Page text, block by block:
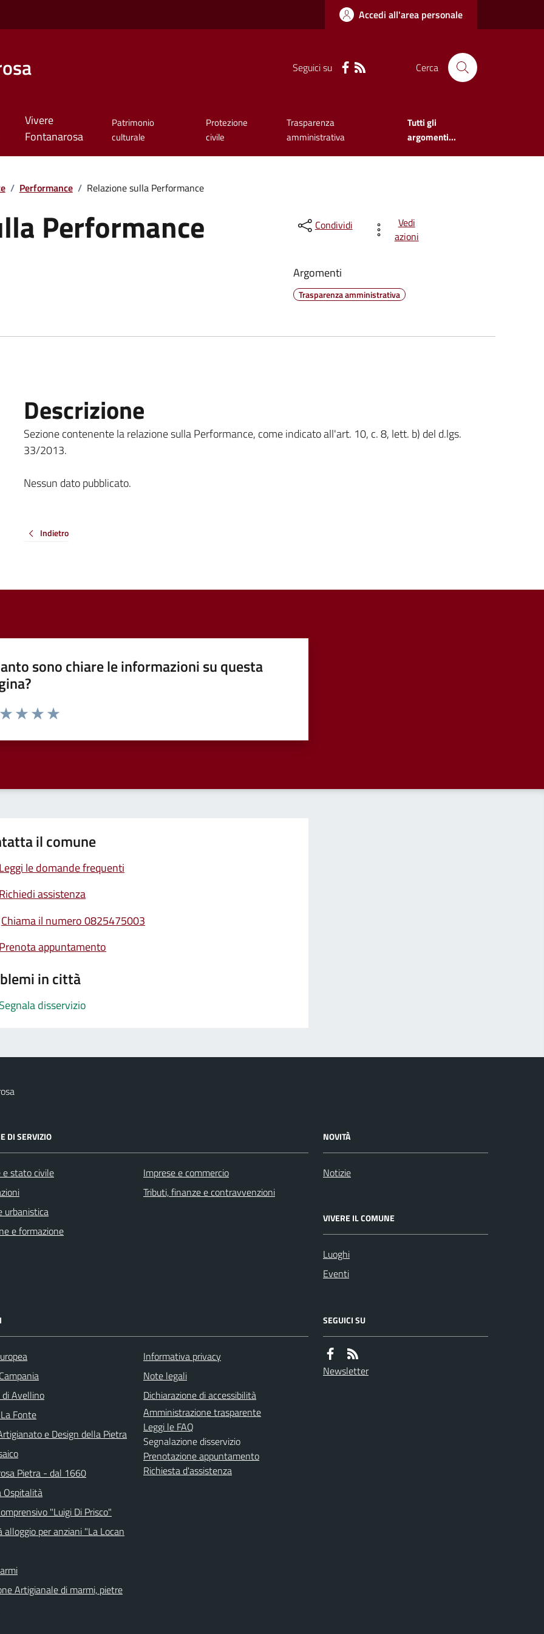
Accedi all'area personale
Seguici su Cerca
Vivere
Fontanarosa
Patrimonio
culturale
Protezione
civile
Trasparenza
amministrativa
Tutti gli
argomenti...
/ Performance / Relazione sulla Performance
Performance Condividi
Vedi
azioni
Argomenti
Trasparenza amministrativa
Descrizione
Sezione contenente la relazione sulla Performance, come indicato all'art. 10, c. 8, lett. b) del d.lgs.
33/2013.
Nessun dato pubblicato.
Indietro
sono chiare le informazioni su questa
da 1 a 5 stelle la pagina
il comune
Leggi le domande frequenti
Richiedi assistenza
Chiama il numero 0825475003
Prenota appuntamento
in città
Segnala disservizio
DI SERVIZIO
e stato civile
urbanistica
e formazione
Imprese e commercio
Tributi, finanze e contravvenzioni
NOVITÀ
Notizie
VIVERE IL COMUNE
Luoghi
Eventi
di Avellino
Fonte
e Design della Pietra
Pietra - dal 1660
Ospitalità
"Luigi Di Prisco"
alloggio per anziani "La Locan
Artigianale di marmi, pietre
Informativa privacy
Note legali
Dichiarazione di accessibilità
Amministrazione trasparente
Leggi le FAQ
Segnalazione disservizio
Prenotazione appuntamento
Richiesta d'assistenza
SEGUICI SU
Newsletter